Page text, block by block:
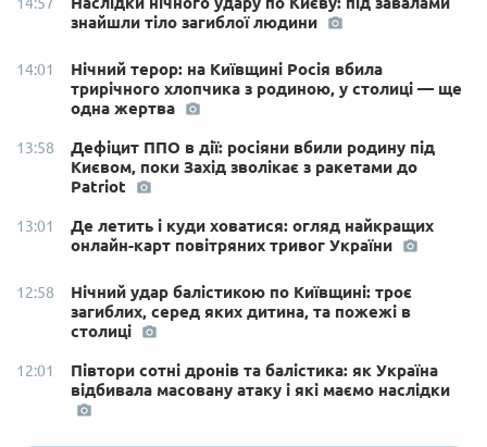
знайшли тіло загиблої людини
14:01
Нічний терор: на Київщині Росія вбила
трирічного хлопчика з родиною, у столиці — ще
одна жертва
13:58
Дефіцит ППО в дії: росіяни вбили родину під
Києвом, поки Захід зволікає з ракетами до
Patriot
13:01
Де летить і куди ховатися: огляд найкращих
онлайн-карт повітряних тривог України
12:58
Нічний удар балістикою по Київщині: троє
загиблих, серед яких дитина, та пожежі в
столиці
12:01
Півтори сотні дронів та балістика: як Україна
відбивала масовану атаку і які маємо наслідки